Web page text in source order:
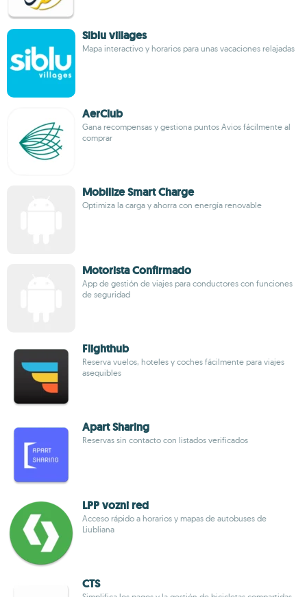
Siblu villages
Mapa interactivo y horarios para unas vacaciones relajadas
AerClub
Gana recompensas y gestiona puntos Avios fácilmente al
comprar
Mobilize Smart Charge
Optimiza la carga y ahorra con energía renovable
Motorista Confirmado
App de gestión de viajes para conductores con funciones
de seguridad
Flighthub
Reserva vuelos, hoteles y coches fácilmente para viajes
asequibles
Apart Sharing
Reservas sin contacto con listados verificados
LPP vozni red
Acceso rápido a horarios y mapas de autobuses de
Liubliana
CTS